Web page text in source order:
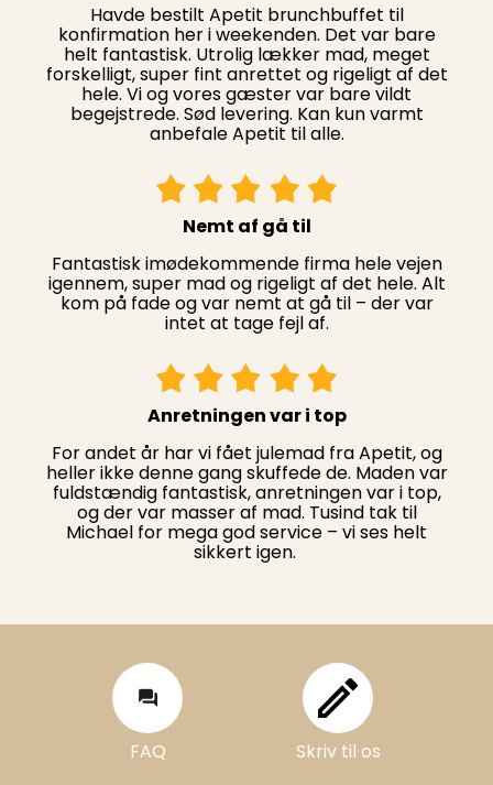
Havde bestilt Apetit brunchbuffet til
konfirmation her i weekenden. Det var bare
helt fantastisk. Utrolig lækker mad, meget
forskelligt, super fint anrettet og rigeligt af det
hele. Vi og vores gæster var bare vildt
begejstrede. Sød levering. Kan kun varmt
anbefale Apetit til alle.
Nemt af gå til
Fantastisk imødekommende firma hele vejen
igennem, super mad og rigeligt af det hele. Alt
kom på fade og var nemt at gå til – der var
intet at tage fejl af.
Anretningen var i top
For andet år har vi fået julemad fra Apetit, og
heller ikke denne gang skuffede de. Maden var
fuldstændig fantastisk, anretningen var i top,
og der var masser af mad. Tusind tak til
Michael for mega god service – vi ses helt
sikkert igen.
FAQ
FAQ
Skriv til os
Skriv til os